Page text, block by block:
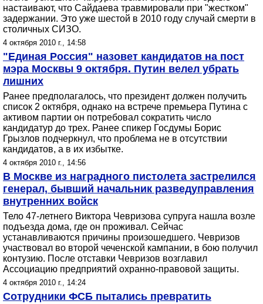
настаивают, что Сайдаева травмировали при "жестком"
задержании. Это уже шестой в 2010 году случай смерти в
столичных СИЗО.
4 октября 2010 г., 14:58
"Единая Россия" назовет кандидатов на пост
мэра Москвы 9 октября. Путин велел убрать
лишних
Ранее предполагалось, что президент должен получить
список 2 октября, однако на встрече премьера Путина с
активом партии он потребовал сократить число
кандидатур до трех. Ранее спикер Госдумы Борис
Грызлов подчеркнул, что проблема не в отсутствии
кандидатов, а в их избытке.
4 октября 2010 г., 14:56
В Москве из наградного пистолета застрелился
генерал, бывший начальник разведуправления
внутренних войск
Тело 47-летнего Виктора Чевризова супруга нашла возле
подъезда дома, где он проживал. Сейчас
устанавливаются причины произошедшего. Чевризов
участвовал во второй чеченской кампании, в бою получил
контузию. После отставки Чевризов возглавил
Ассоциацию предприятий охранно-правовой защиты.
4 октября 2010 г., 14:24
Сотрудники ФСБ пытались превратить